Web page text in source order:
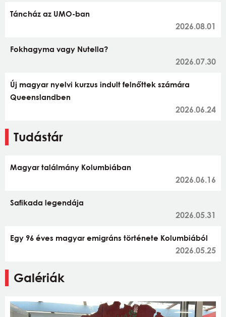
Táncház az UMO-ban
2026.08.01
Fokhagyma vagy Nutella?
2026.07.30
Új magyar nyelvi kurzus indult felnőttek számára
Queenslandben
2026.06.24
Tudástár
Magyar találmány Kolumbiában
2026.06.16
Safikada legendája
2026.05.31
Egy 96 éves magyar emigráns története Kolumbiából
2026.05.25
Galériák